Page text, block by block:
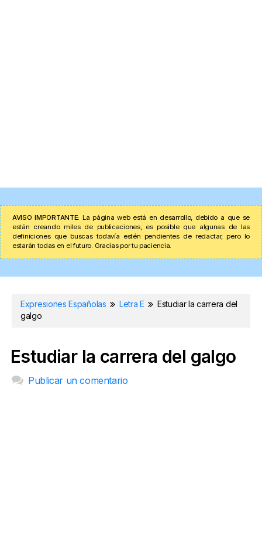
AVISO IMPORTANTE: La página web está en desarrollo, debido a que se
están creando miles de publicaciones, es posible que algunas de las
definiciones que buscas todavía estén pendientes de redactar, pero lo
estarán todas en el futuro. Gracias por tu paciencia.
Expresiones Españolas Letra E
Estudiar la carrera del
galgo
Estudiar la carrera del galgo
Publicar un comentario